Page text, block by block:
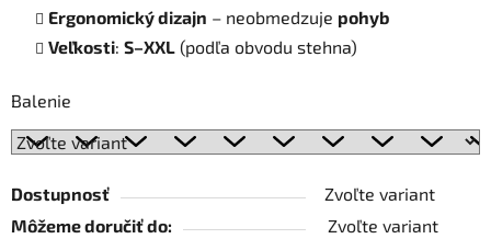
Ergonomický dizajn – neobmedzuje pohyb
Veľkosti: S–XXL (podľa obvodu stehna)
Balenie
Dostupnosť
Zvoľte variant
Môžeme doručiť do:
Zvoľte variant